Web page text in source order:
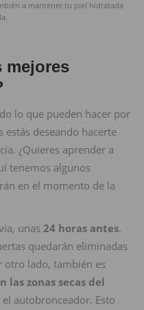
a mantener tu piel hidratada
mejores
lo que pueden hacer por
deseando hacerte
¿Quieres aprender a
tenemos algunos
en el momento de la
unas 24 horas antes.
quedarán eliminadas
otro lado, también es
las zonas secas del
autobronceador. Esto